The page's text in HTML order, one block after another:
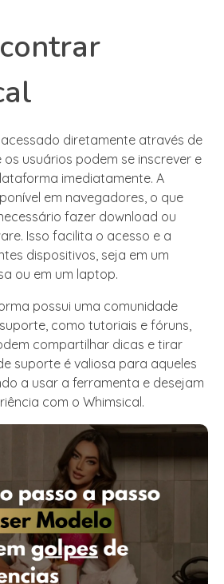
diretamente através de
os usuários podem se inscrever e
imediatamente. A
em navegadores, o que
fazer download ou
Isso facilita o acesso e a
dispositivos, seja em um
ou em um laptop.
possui uma comunidade
como tutoriais e fóruns,
compartilhar dicas e tirar
suporte é valiosa para aqueles
a usar a ferramenta e desejam
com o Whimsical.